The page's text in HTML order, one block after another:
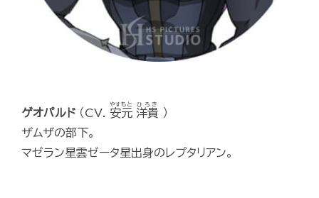
ゲオパルド （CV. 安元
やすもと
洋貴
ひろき
）
ザムザの部下。
マゼラン星雲ゼータ星出身のレプタリアン。